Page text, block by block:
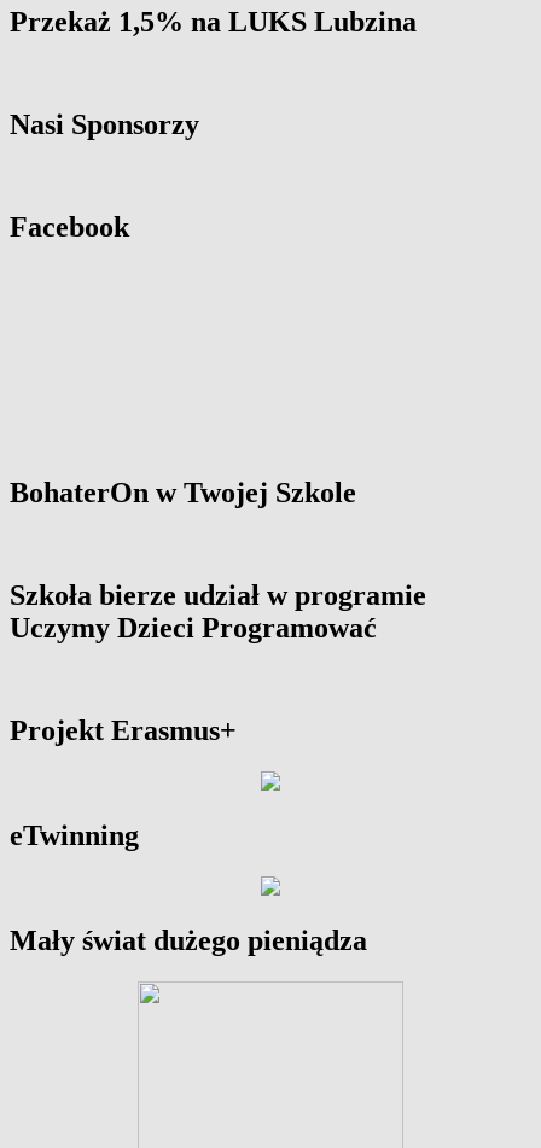
Przekaż 1,5% na LUKS Lubzina
Nasi Sponsorzy
Facebook
BohaterOn w Twojej Szkole
Szkoła bierze udział w programie
Uczymy Dzieci Programować
Projekt Erasmus+
eTwinning
Mały świat dużego pieniądza